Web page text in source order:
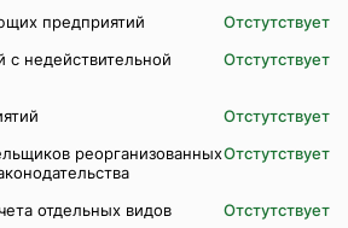
предприятий
Отстутствует
с недействительной
Отстутствует
Отстутствует
реорганизованныхОтстутствует
отдельных видов
Отстутствует